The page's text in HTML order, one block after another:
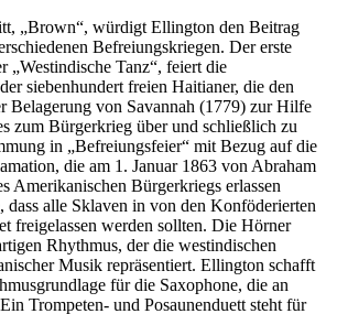
„Brown“, würdigt Ellington den Beitrag
Befreiungskriegen. Der erste
„Westindische Tanz“, feiert die
siebenhundert freien Haitianer, die den
Belagerung von Savannah (1779) zur Hilfe
zum Bürgerkrieg über und schließlich zu
in „Befreiungsfeier“ mit Bezug auf die
die am 1. Januar 1863 von Abraham
Amerikanischen Bürgerkriegs erlassen
dass alle Sklaven in von den Konföderierten
freigelassen werden sollten. Die Hörner
Rhythmus, der die westindischen
Musik repräsentiert. Ellington schafft
für die Saxophone, die an
Trompeten- und Posaunenduett steht für